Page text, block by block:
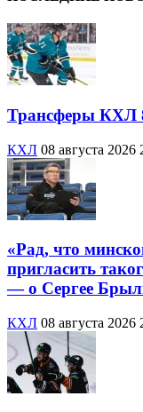
Трансферы КХЛ
КХЛ 08 августа 2026
«Рад, что
пригласить
— о Сергее
КХЛ 08 августа 2026